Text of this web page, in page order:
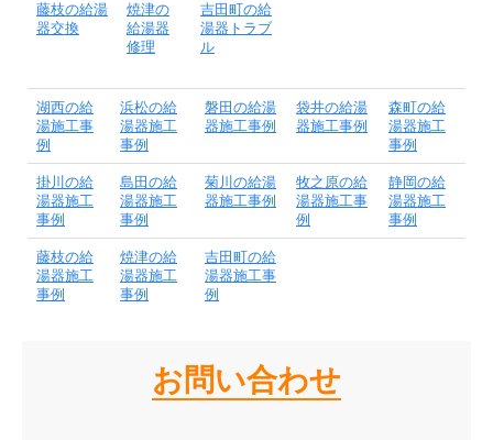
藤枝の給湯
器交換
焼津の
給湯器
修理
吉田町の給
湯器トラブ
ル
湖西の給
湯施工事
例
浜松の給
湯器施工
事例
磐田の給湯
器施工事例
袋井の給湯
器施工事例
森町の給
湯器施工
事例
掛川の給
湯器施工
事例
島田の給
湯器施工
事例
菊川の給湯
器施工事例
牧之原の給
湯器施工事
例
静岡の給
湯器施工
事例
藤枝の給
湯器施工
事例
焼津の給
湯器施工
事例
吉田町の給
湯器施工事
例
お問い合わせ